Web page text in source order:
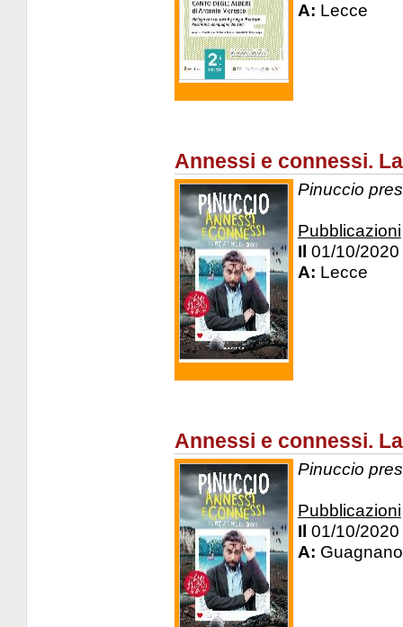
A: Lecce
Annessi e connessi.
Pinuccio
Pubblicazioni
Il 01/10/2020
A: Lecce
Annessi e connessi.
Pinuccio
Pubblicazioni
Il 01/10/2020
A: